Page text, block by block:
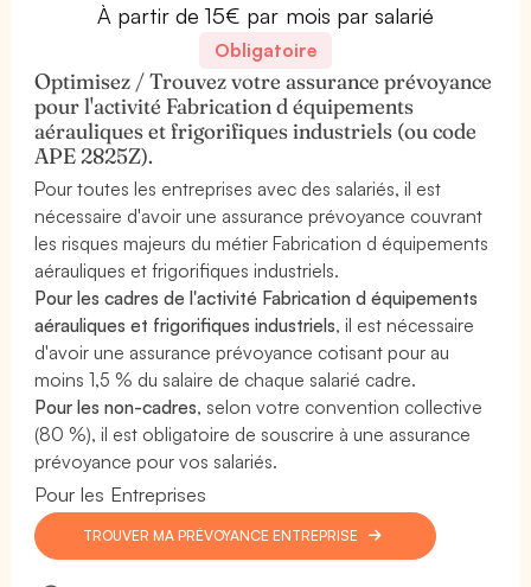
À partir de 15€ par mois par salarié
Obligatoire
Optimisez / Trouvez votre assurance prévoyance
pour l'activité Fabrication d équipements
aérauliques et frigorifiques industriels (ou code
APE 2825Z).
Pour toutes les entreprises avec des salariés, il est
nécessaire d'avoir une assurance prévoyance couvrant
les risques majeurs du métier Fabrication d équipements
aérauliques et frigorifiques industriels.
Pour les cadres de l'activité Fabrication d équipements
aérauliques et frigorifiques industriels, il est nécessaire
d'avoir une assurance prévoyance cotisant pour au
moins 1,5 % du salaire de chaque salarié cadre.
Pour les non-cadres, selon votre convention collective
(80 %), il est obligatoire de souscrire à une assurance
prévoyance pour vos salariés.
Pour les Entreprises
TROUVER MA PRÉVOYANCE ENTREPRISE